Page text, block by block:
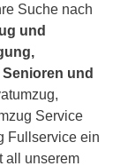
Suche nach
und
und
Service
Fullservice ein
all unserem